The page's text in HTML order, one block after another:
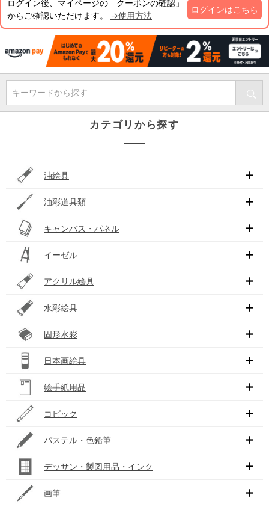
ログイン後、マイページの「クーポンの確認」
からご確認いただけます。 →使用方法
ログインはこちら
キーワードから探す
カテゴリから探す
油絵具
油彩道具類
キャンバス・パネル
イーゼル
アクリル絵具
水彩絵具
固形水彩
日本画絵具
絵手紙用品
コピック
パステル・色鉛筆
デッサン・製図用品・インク
画筆